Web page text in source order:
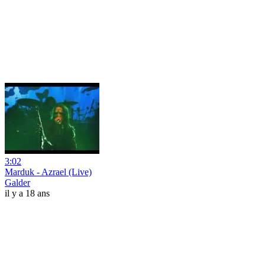
3:02
Marduk - Azrael (Live)
Galder
il y a 18 ans